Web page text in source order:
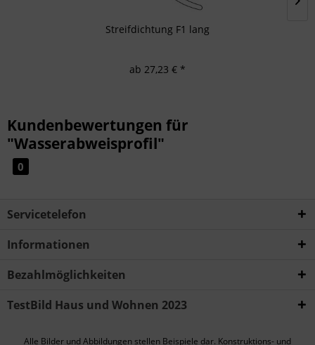
Streifdichtung F1 lang
ab 27,23 € *
Kundenbewertungen für
"Wasserabweisprofil"
0
Servicetelefon
Informationen
Bezahlmöglichkeiten
TestBild Haus und Wohnen 2023
Alle Bilder und Abbildungen stellen Beispiele dar. Konstruktions- und